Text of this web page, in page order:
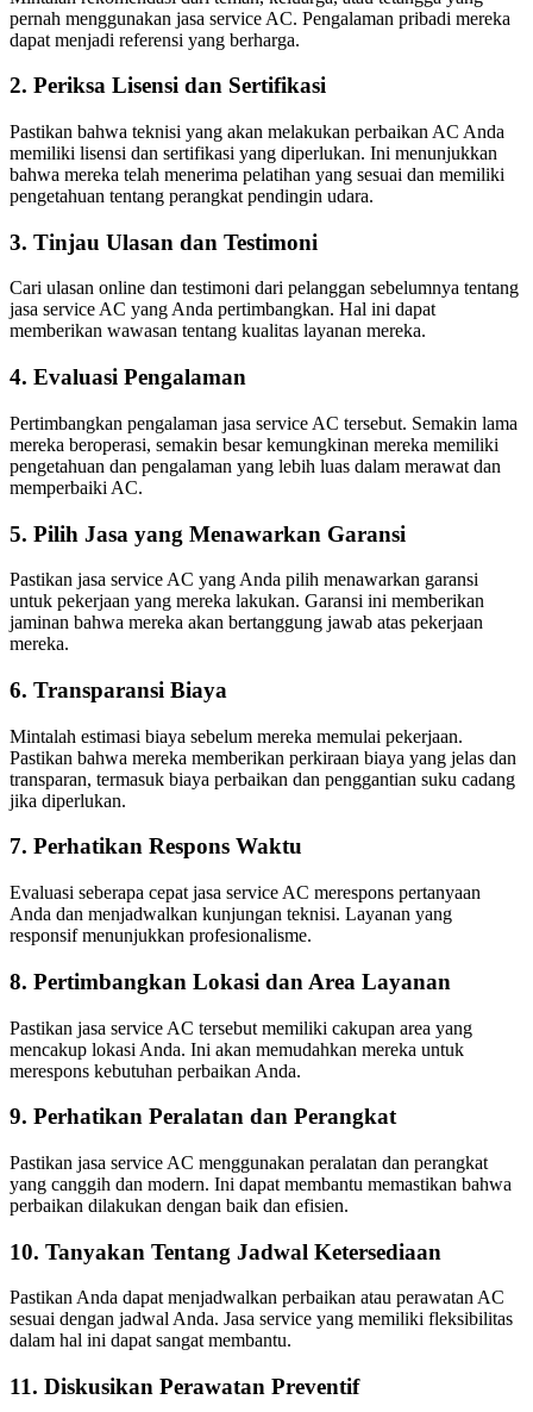
pernah menggunakan jasa service AC. Pengalaman pribadi mereka
dapat menjadi referensi yang berharga.
2. Periksa Lisensi dan Sertifikasi
Pastikan bahwa teknisi yang akan melakukan perbaikan AC Anda
memiliki lisensi dan sertifikasi yang diperlukan. Ini menunjukkan
bahwa mereka telah menerima pelatihan yang sesuai dan memiliki
pengetahuan tentang perangkat pendingin udara.
3. Tinjau Ulasan dan Testimoni
Cari ulasan online dan testimoni dari pelanggan sebelumnya tentang
jasa service AC yang Anda pertimbangkan. Hal ini dapat
memberikan wawasan tentang kualitas layanan mereka.
4. Evaluasi Pengalaman
Pertimbangkan pengalaman jasa service AC tersebut. Semakin lama
mereka beroperasi, semakin besar kemungkinan mereka memiliki
pengetahuan dan pengalaman yang lebih luas dalam merawat dan
memperbaiki AC.
5. Pilih Jasa yang Menawarkan Garansi
Pastikan jasa service AC yang Anda pilih menawarkan garansi
untuk pekerjaan yang mereka lakukan. Garansi ini memberikan
jaminan bahwa mereka akan bertanggung jawab atas pekerjaan
mereka.
6. Transparansi Biaya
Mintalah estimasi biaya sebelum mereka memulai pekerjaan.
Pastikan bahwa mereka memberikan perkiraan biaya yang jelas dan
transparan, termasuk biaya perbaikan dan penggantian suku cadang
jika diperlukan.
7. Perhatikan Respons Waktu
Evaluasi seberapa cepat jasa service AC merespons pertanyaan
Anda dan menjadwalkan kunjungan teknisi. Layanan yang
responsif menunjukkan profesionalisme.
8. Pertimbangkan Lokasi dan Area Layanan
Pastikan jasa service AC tersebut memiliki cakupan area yang
mencakup lokasi Anda. Ini akan memudahkan mereka untuk
merespons kebutuhan perbaikan Anda.
9. Perhatikan Peralatan dan Perangkat
Pastikan jasa service AC menggunakan peralatan dan perangkat
yang canggih dan modern. Ini dapat membantu memastikan bahwa
perbaikan dilakukan dengan baik dan efisien.
10. Tanyakan Tentang Jadwal Ketersediaan
Pastikan Anda dapat menjadwalkan perbaikan atau perawatan AC
sesuai dengan jadwal Anda. Jasa service yang memiliki fleksibilitas
dalam hal ini dapat sangat membantu.
11. Diskusikan Perawatan Preventif